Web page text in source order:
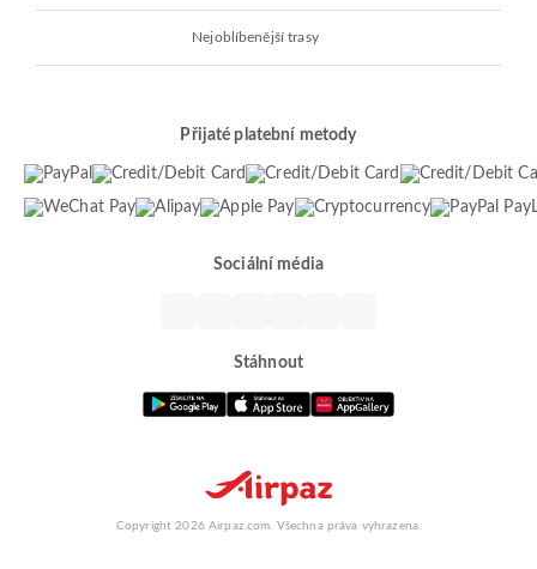
Nejoblíbenější trasy
Přijaté platební metody
Sociální média
Stáhnout
Copyright 2026 Airpaz.com. Všechna práva vyhrazena.